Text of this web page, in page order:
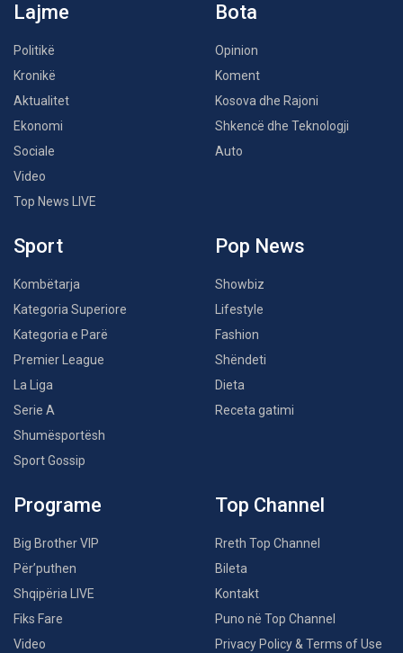
Lajme
Politikë
Kronikë
Aktualitet
Ekonomi
Sociale
Video
Top News LIVE
Bota
Opinion
Koment
Kosova dhe Rajoni
Shkencë dhe Teknologji
Auto
Sport
Kombëtarja
Kategoria Superiore
Kategoria e Parë
Premier League
La Liga
Serie A
Shumësportësh
Sport Gossip
Pop News
Showbiz
Lifestyle
Fashion
Shëndeti
Dieta
Receta gatimi
Programe
Big Brother VIP
Për’puthen
Shqipëria LIVE
Fiks Fare
Video
Top Channel
Rreth Top Channel
Bileta
Kontakt
Puno në Top Channel
Privacy Policy & Terms of Use